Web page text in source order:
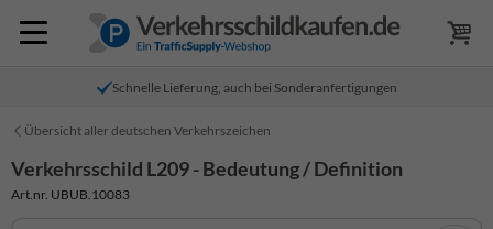
Schnelle Lieferung, auch bei Sonderanfertigungen
Übersicht aller deutschen Verkehrszeichen
Verkehrsschild L209 - Bedeutung / Definition
Art.nr. UBUB.10083